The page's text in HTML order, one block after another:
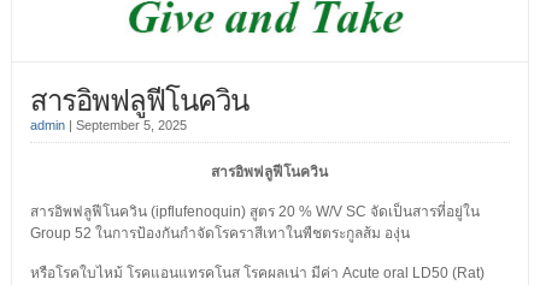
สารอิพฟลูฟีโนควิน
admin| September 5, 2025
สารอิพฟลูฟีโนควิน
สารอิพฟลูฟีโนควิน (ipflufenoquin) สูตร 20 % W/V SC จัดเป็นสารที่อยู่ใน
Group 52 ในการป้องกันกําจัดโรคราสีเทาในพืชตระกูลส้ม องุ่น
หรือโรคใบไหม้ โรคแอนแทรคโนส โรคผลเน่า มีค่า Acute oral LD50 (Rat)